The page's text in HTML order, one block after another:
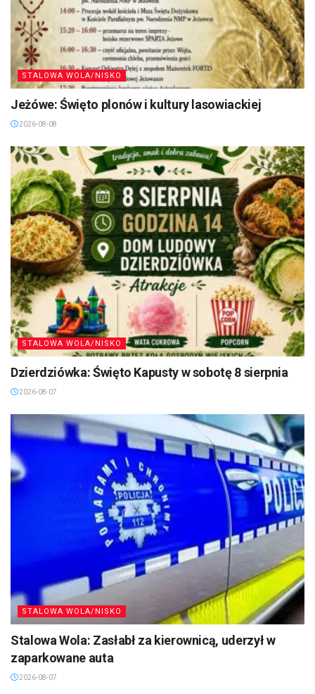
STALOWA WOLA/NISKO
Jeżówe: Święto plonów i kultury lasowiackiej
2026-08-08
STALOWA WOLA/NISKO
Dzierdziówka: Święto Kapusty w sobotę 8 sierpnia
2026-08-07
STALOWA WOLA/NISKO
Stalowa Wola: Zasłabł za kierownicą, uderzył w
zaparkowane auta
2026-08-07